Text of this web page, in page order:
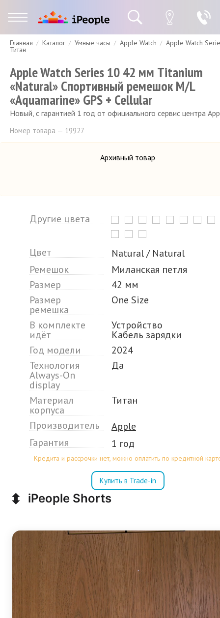
Гарантия Доставка и оплата Спецпредложения Скидки
Главная Каталог Умные часы Apple Watch Apple Watch
Титан
Apple Watch Series 10 42 мм Titanium
«Natural» Спортивный ремешок M/L
«Aquamarine» GPS + Cellular
Новый, с гарантией 1 год от официального сервис центра
Номер товара — 19927
Архивный товар
Другие цвета
Цвет
Natural / Natural
Ремешок
Миланская петля
Размер
42 мм
Размер
ремешка
One Size
В комплекте
идёт
Устройство
Кабель зарядки
Год модели
2024
Технология
Always-On
display
Да
Материал
корпуса
Титан
Производитель
Apple
Гарантия
1 год
Кредита и рассрочки нет, можно оплатить по кредитной
Купить в Trade-in
⬍ iPeople Shorts